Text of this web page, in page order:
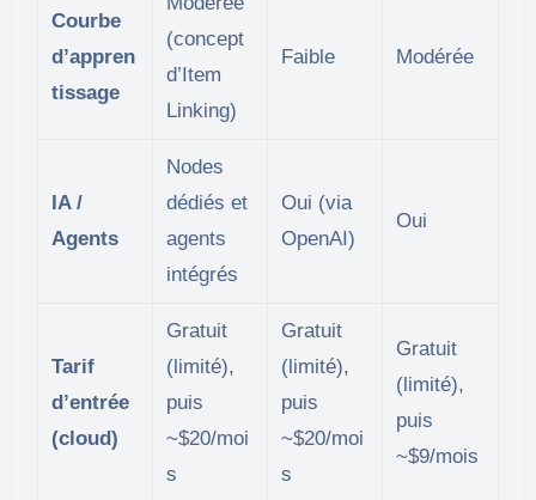
Courbe
d’appren
tissage
(concept
d’Item
Linking)
Faible Modérée
IA /
Agents
Nodes
dédiés et
agents
intégrés
Oui (via
OpenAI)
Oui
Tarif
d’entrée
(cloud)
Gratuit
(limité),
puis
~$20/moi
s
Gratuit
(limité),
puis
~$20/moi
s
Gratuit
(limité),
puis
~$9/mois